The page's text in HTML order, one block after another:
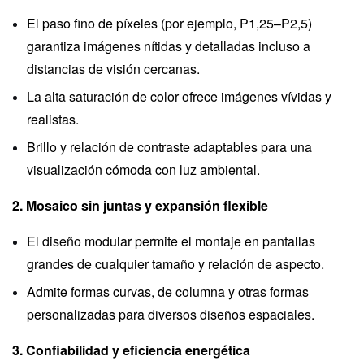
El paso fino de píxeles (por ejemplo, P1,25–P2,5)
garantiza imágenes nítidas y detalladas incluso a
distancias de visión cercanas.
La alta saturación de color ofrece imágenes vívidas y
realistas.
Brillo y relación de contraste adaptables para una
visualización cómoda con luz ambiental.
2. Mosaico sin juntas y expansión flexible
El diseño modular permite el montaje en pantallas
grandes de cualquier tamaño y relación de aspecto.
Admite formas curvas, de columna y otras formas
personalizadas para diversos diseños espaciales.
3. Confiabilidad y eficiencia energética